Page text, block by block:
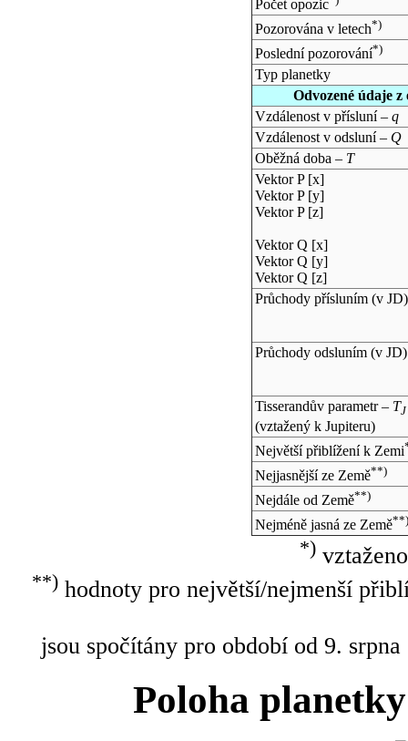
Počet opozic
Pozorována v letech*)
Poslední pozorování*)
Typ planetky
Odvozené údaje
Vzdálenost v přísluní – q
Vzdálenost v odsluní – Q
Oběžná doba – T
Vektor P [x]
Vektor P [y]
Vektor P [z]
Vektor Q [x]
Vektor Q [y]
Vektor Q [z]
Průchody přísluním (v JD)
Průchody odsluním (v JD)
Tisserandův parametr – TJ
(vztažený k Jupiteru)
Největší přiblížení k Zemi
Nejjasnější ze Země**)
Nejdále od Země**)
Nejméně jasná ze Země**)
*)
**)hodnoty pro největší/nejmenší
jsou spočítány pro období od 9.
Poloha